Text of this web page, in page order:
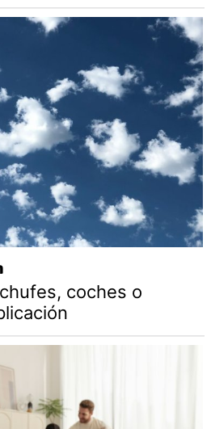
coches o